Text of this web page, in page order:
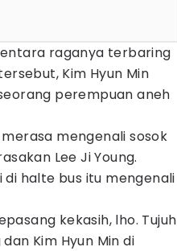
raganya terbaring
Kim Hyun Min
perempuan aneh
mengenali sosok
Lee Ji Young.
halte bus itu mengenali
kekasih, lho. Tujuh
Kim Hyun Min di